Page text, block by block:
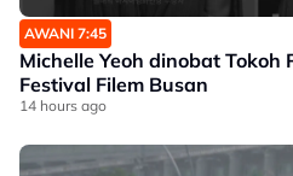
AWANI 7:45
Michelle Yeoh dinobat Tokoh
Festival Filem Busan
14 hours ago